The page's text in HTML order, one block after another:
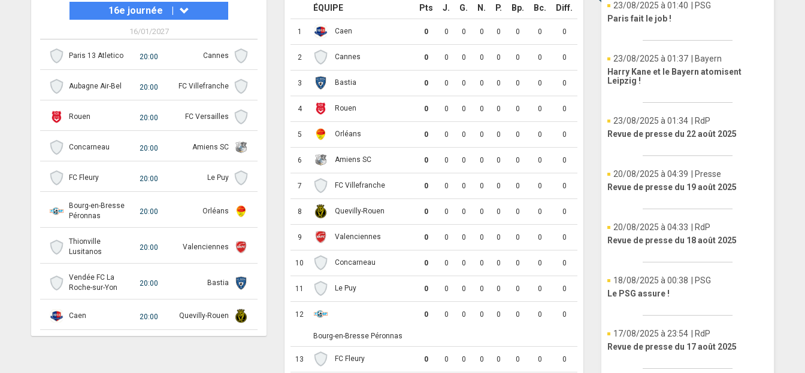
16e journée |
16/01/2027
Paris 13 Atletico 20:00 Cannes
Aubagne Air-Bel 20:00 FC Villefranche
Rouen 20:00 FC Versailles
Concarneau 20:00 Amiens SC
FC Fleury 20:00 Le Puy
Bourg-en-Bresse
Péronnas
20:00 Orléans
Thionville
Lusitanos
20:00 Valenciennes
Vendée FC La
Roche-sur-Yon
20:00 Bastia
Caen 20:00 Quevilly-Rouen
ÉQUIPE Pts J. G. N. P. Bp. Bc. Diff.
1 Caen 0 0 0 0 0 0 0 0
2 Cannes 0 0 0 0 0 0 0 0
3 Bastia 0 0 0 0 0 0 0 0
4 Rouen 0 0 0 0 0 0 0 0
5 Orléans 0 0 0 0 0 0 0 0
6 Amiens SC 0 0 0 0 0 0 0 0
7 FC Villefranche 0 0 0 0 0 0 0 0
8 Quevilly-Rouen 0 0 0 0 0 0 0 0
9 Valenciennes 0 0 0 0 0 0 0 0
10 Concarneau 0 0 0 0 0 0 0 0
11 Le Puy 0 0 0 0 0 0 0 0
12
Bourg-en-Bresse Péronnas
0 0 0 0 0 0 0 0
13 FC Fleury 0 0 0 0 0 0 0 0
23/08/2025 à 01:40
| PSG
Paris fait le job !
23/08/2025 à 01:37
| Bayern
Harry Kane et le Bayern atomisent
Leipzig !
23/08/2025 à 01:34
| RdP
Revue de presse du 22 août 2025
20/08/2025 à 04:39
| Presse
Revue de presse du 19 août 2025
20/08/2025 à 04:33
| RdP
Revue de presse du 18 août 2025
18/08/2025 à 00:38
| PSG
Le PSG assure !
17/08/2025 à 23:54
| RdP
Revue de presse du 17 août 2025